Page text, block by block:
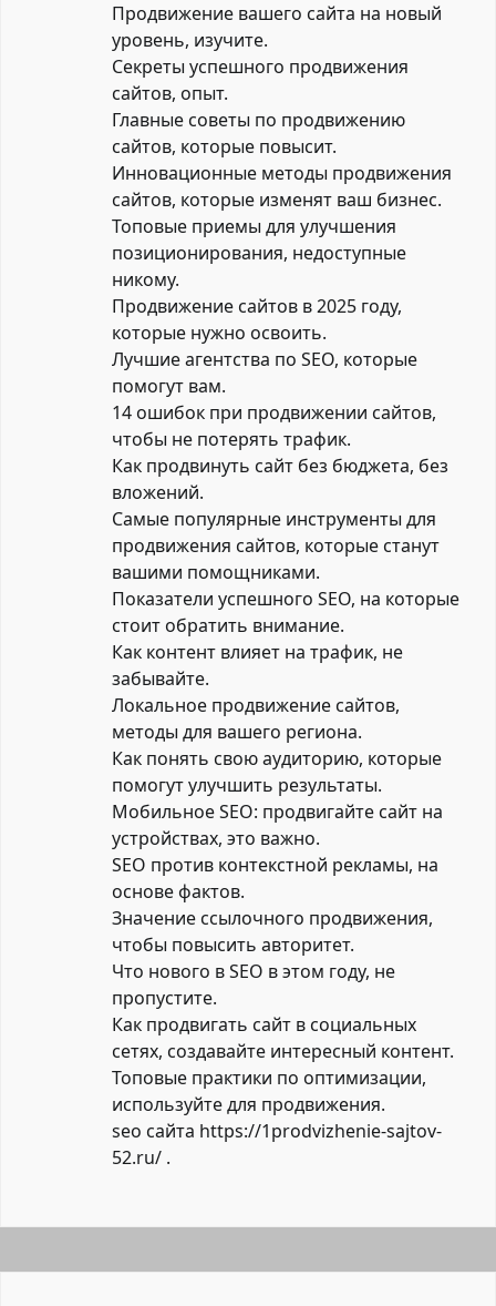
Продвижение вашего сайта на новый
уровень, изучите.
Секреты успешного продвижения
сайтов, опыт.
Главные советы по продвижению
сайтов, которые повысит.
Инновационные методы продвижения
сайтов, которые изменят ваш бизнес.
Топовые приемы для улучшения
позиционирования, недоступные
никому.
Продвижение сайтов в 2025 году,
которые нужно освоить.
Лучшие агентства по SEO, которые
помогут вам.
14 ошибок при продвижении сайтов,
чтобы не потерять трафик.
Как продвинуть сайт без бюджета, без
вложений.
Самые популярные инструменты для
продвижения сайтов, которые станут
вашими помощниками.
Показатели успешного SEO, на которые
стоит обратить внимание.
Как контент влияет на трафик, не
забывайте.
Локальное продвижение сайтов,
методы для вашего региона.
Как понять свою аудиторию, которые
помогут улучшить результаты.
Мобильное SEO: продвигайте сайт на
устройствах, это важно.
SEO против контекстной рекламы, на
основе фактов.
Значение ссылочного продвижения,
чтобы повысить авторитет.
Что нового в SEO в этом году, не
пропустите.
Как продвигать сайт в социальных
сетях, создавайте интересный контент.
Топовые практики по оптимизации,
используйте для продвижения.
seo сайта https://1prodvizhenie-sajtov-
52.ru/ .